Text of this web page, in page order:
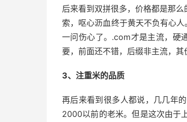
后来看到双拼很多，价格都是那
索，呕心沥血终于黄天不负有心
一问伤心了。.com才是主流，
要，前面还不错，后缀非主流，其
3、注重米的品质
再后来看到很多人都说，几几年
2000以前的老米。但是这次由于